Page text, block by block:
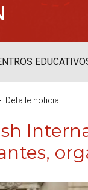
Detalle noticia